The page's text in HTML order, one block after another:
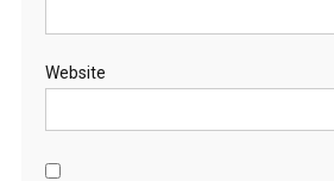
Website